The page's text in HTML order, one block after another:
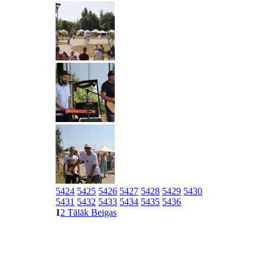
5424 5425 5426 5427 5428 5429 5430
5431 5432 5433 5434 5435 5436
12 TālākBeigas